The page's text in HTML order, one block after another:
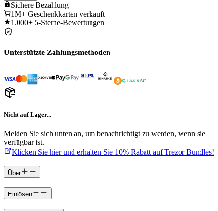
Sichere Bezahlung
1M+ Geschenkkarten verkauft
1.000+ 5-Sterne-Bewertungen
Unterstützte Zahlungsmethoden
Nicht auf Lager...
Melden Sie sich unten an, um benachrichtigt zu werden, wenn sie
verfügbar ist.
Klicken Sie hier und erhalten Sie 10% Rabatt auf Trezor Bundles!
Über
Einlösen